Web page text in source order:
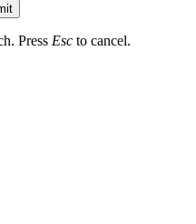
Press Esc to cancel.